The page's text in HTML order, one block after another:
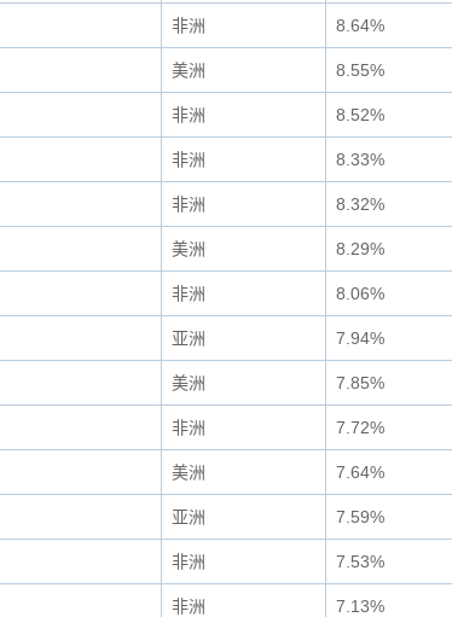
非洲 8.64%
美洲 8.55%
非洲 8.52%
非洲 8.33%
非洲 8.32%
美洲 8.29%
非洲 8.06%
亚洲 7.94%
美洲 7.85%
非洲 7.72%
美洲 7.64%
亚洲 7.59%
非洲 7.53%
非洲 7.13%